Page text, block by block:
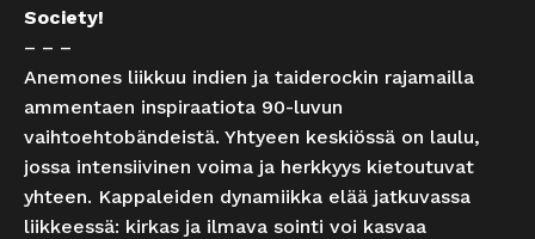
Society!
– – –
Anemones liikkuu indien ja taiderockin rajamailla
ammentaen inspiraatiota 90-luvun
vaihtoehtobändeistä. Yhtyeen keskiössä on laulu,
jossa intensiivinen voima ja herkkyys kietoutuvat
yhteen. Kappaleiden dynamiikka elää jatkuvassa
liikkeessä: kirkas ja ilmava sointi voi kasvaa